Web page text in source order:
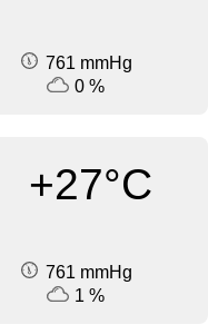
761 mmHg
0 %
+27°C
761 mmHg
1 %